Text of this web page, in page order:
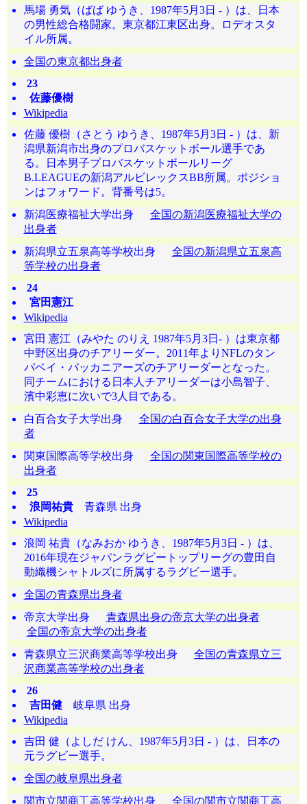
馬場 勇気（ばば ゆうき、1987年5月3日 - ）は、日本
の男性総合格闘家。東京都江東区出身。ロデオスタ
イル所属。
全国の東京都出身者
23
佐藤優樹
Wikipedia
佐藤 優樹（さとう ゆうき、1987年5月3日 - ）は、新
潟県新潟市出身のプロバスケットボール選手であ
る。日本男子プロバスケットボールリーグ
B.LEAGUEの新潟アルビレックスBB所属。ポジショ
ンはフォワード。背番号は5。
新潟医療福祉大学出身 全国の新潟医療福祉大学の
出身者
新潟県立五泉高等学校出身 全国の新潟県立五泉高
等学校の出身者
24
宮田憲江
Wikipedia
宮田 憲江（みやた のりえ 1987年5月3日- ）は東京都
中野区出身のチアリーダー。2011年よりNFLのタン
パベイ・バッカニアーズのチアリーダーとなった。
同チームにおける日本人チアリーダーは小島智子、
濱中彩恵に次いで3人目である。
白百合女子大学出身 全国の白百合女子大学の出身
者
関東国際高等学校出身 全国の関東国際高等学校の
出身者
25
浪岡祐貴青森県 出身
Wikipedia
浪岡 祐貴（なみおか ゆうき、1987年5月3日 - ）は、
2016年現在ジャパンラグビートップリーグの豊田自
動織機シャトルズに所属するラグビー選手。
全国の青森県出身者
帝京大学出身 青森県出身の帝京大学の出身者
全国の帝京大学の出身者
青森県立三沢商業高等学校出身 全国の青森県立三
沢商業高等学校の出身者
26
吉田健岐阜県 出身
Wikipedia
吉田 健（よしだ けん、1987年5月3日 - ）は、日本の
元ラグビー選手。
全国の岐阜県出身者
関市立関商工高等学校出身 全国の関市立関商工高